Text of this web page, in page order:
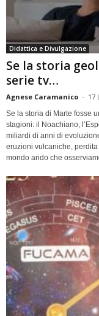
Didattica e Divulgazione
Se la storia
serie tv…
Agnese Caramanico - 17
Se la storia di Marte fosse
stagioni: il Noachiano,
miliardi di anni di
eruzioni vulcaniche, perdita
mondo arido che